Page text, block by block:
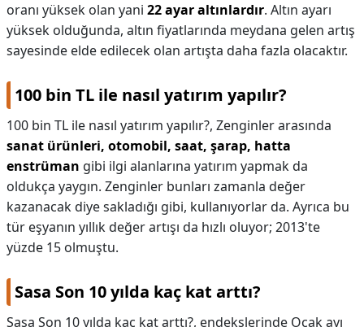
oranı yüksek olan yani 22 ayar altınlardır. Altın ayarı
yüksek olduğunda, altın fiyatlarında meydana gelen artış
sayesinde elde edilecek olan artışta daha fazla olacaktır.
100 bin TL ile nasıl yatırım yapılır?
100 bin TL ile nasıl yatırım yapılır?, Zenginler arasında
sanat ürünleri, otomobil, saat, şarap, hatta
enstrüman gibi ilgi alanlarına yatırım yapmak da
oldukça yaygın. Zenginler bunları zamanla değer
kazanacak diye sakladığı gibi, kullanıyorlar da. Ayrıca bu
tür eşyanın yıllık değer artışı da hızlı oluyor; 2013'te
yüzde 15 olmuştu.
Sasa Son 10 yılda kaç kat arttı?
Sasa Son 10 yılda kaç kat arttı?, endekslerinde Ocak ayı